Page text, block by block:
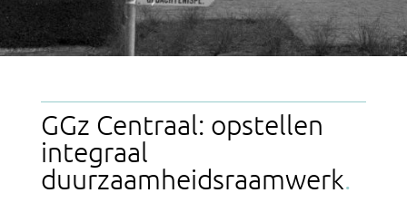
GGz Centraal: opstellen
integraal
duurzaamheidsraamwerk